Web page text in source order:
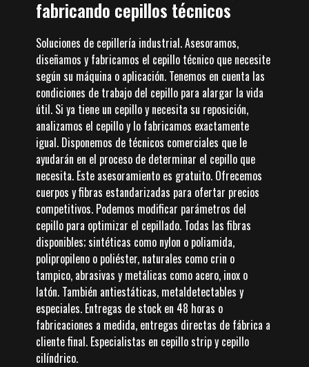
fabricando cepillos técnicos
Soluciones de cepillería industrial. Asesoramos,
diseñamos y fabricamos el cepillo técnico que necesite
según su máquina o aplicación. Tenemos en cuenta las
condiciones de trabajo del cepillo para alargar la vida
útil. Si ya tiene un cepillo y necesita su reposición,
analizamos el cepillo y lo fabricamos exactamente
igual. Disponemos de técnicos comerciales que le
ayudarán en el proceso de determinar el cepillo que
necesita. Este asesoramiento es gratuito. Ofrecemos
cuerpos y fibras estandarizadas para ofertar precios
competitivos. Podemos modificar parámetros del
cepillo para optimizar el cepillado. Todas las fibras
disponibles; sintéticas como nylon o poliamida,
polipropileno o poliéster, naturales como crin o
tampico, abrasivas y metálicas como acero, inox o
latón. También antiestáticas, metaldetectables y
especiales. Entregas de stock en 48 horas o
fabricaciones a medida, entregas directas de fábrica a
cliente final. Especialistas en cepillo strip y cepillo
cilíndrico.